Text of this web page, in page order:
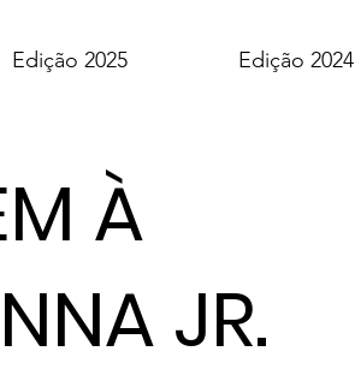
Edição 2025 Edição 2024
À
JR.